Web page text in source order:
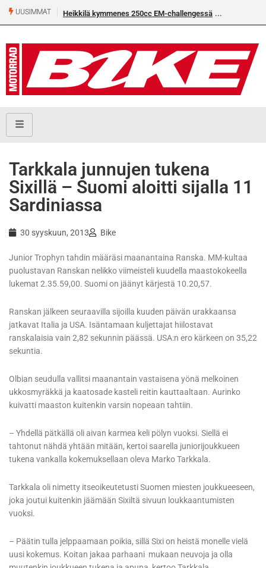
UUSIMMAT Heikkilä kymmenes 250cc EM-challengessä
Tarkkala junnujen tukena
Sixillä – Suomi aloitti sijalla 11
Sardiniassa
30 syyskuun, 2013 Bike
Junior Trophyn tahdin määräsi maanantaina Ranska. MM-kultaa
puolustavan Ranskan nelikko viimeisteli kuudella maastokokeella
lukemat 2.35.59,00. Suomi on jäänyt kärjestä 10.20,57.
Ranskan jälkeen seuraavilla sijoilla kuuden päivän urakkaansa
jatkavat Italia ja USA. Isäntamaan kuljettajat hiilostavat
ranskalaisia vain 2,82 sekunnin päässä. USA:n ero kärkeen on 35,22
sekuntia.
Olbian seudulla vallitsi maanantain vastaisena yönä melkoinen
ukkosmyräkkä ja kaatosade kasteli reitin kauttaaltaan. Aurinko
kuivatti maaston kuitenkin varsin nopeaan tahtiin.
– Yhdellä pätkällä oli aivan karmea keli pölyn vuoksi. Siellä ei
tahtonut nähdä yhtään mitään, kertoi saarella juniorijoukkueen
tukena vankalla kokemuksellaan oleva Marko Tarkkala.
Tarkkala oli nimetty itseoikeutetusti Suomen miesten joukkueeseen,
joka joutui kuitenkin jäämään Sixiltä sivuun loukkaantumisten
vuoksi.
– Päätin tulla jelppaamaan poikia, sillä Sixi on heistä monelle vielä
uusi kokemus. Koitan jakaa parhaani mukaan neuvoja ja olla